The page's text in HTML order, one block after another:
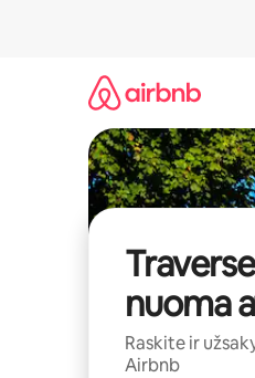
nuoma
Raskite ir
Airbnb